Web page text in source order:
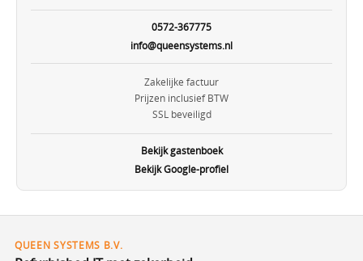
0572-367775
info@queensystems.nl
Zakelijke factuur
Prijzen inclusief BTW
SSL beveiligd
Bekijk gastenboek
Bekijk Google-profiel
QUEEN SYSTEMS B.V.